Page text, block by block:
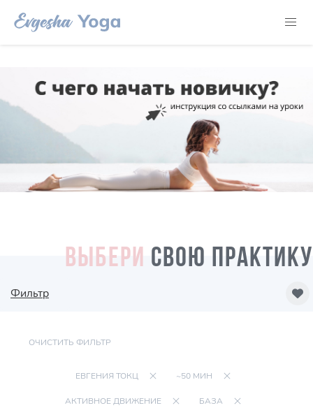
ВЫБЕРИ СВОЮ ПРАКТИКУ
Фильтр
ОЧИСТИТЬ ФИЛЬТР
ЕВГЕНИЯ ТОКЦ ~50 МИН
АКТИВНОЕ ДВИЖЕНИЕ БАЗА